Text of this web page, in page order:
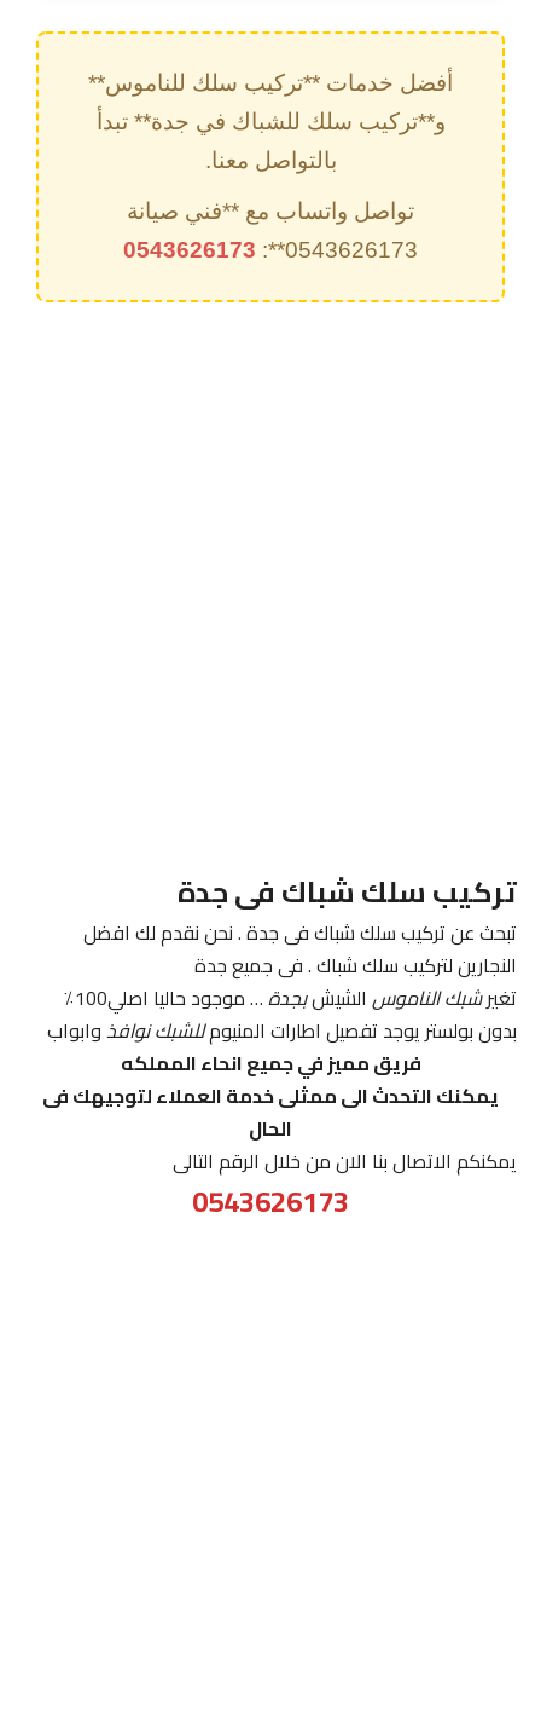
أفضل خدمات **تركيب سلك للناموس**
و**تركيب سلك للشباك في جدة** تبدأ
بالتواصل معنا.
تواصل واتساب مع **فني صيانة
0543626173**:
تركيب سلك شباك فى جدة
تبحث عن تركيب سلك شباك فى جدة . نحن نقدم لك افضل
النجارين لتركيب سلك شباك . فى جميع جدة
تغيرشبك الناموس الشيشبجدة
… موجود حاليا اصلي100٪
بدون بولستر يوجد تفصيل اطارات المنيومللشبك نوافذوابواب
فريق مميز في جميع انحاء المملكه
يمكنك التحدث الى ممثلى خدمة العملاء لتوجيهك فى
الحال
يمكنكم الاتصال بنا الان من خلال الرقم التالى
0543626173